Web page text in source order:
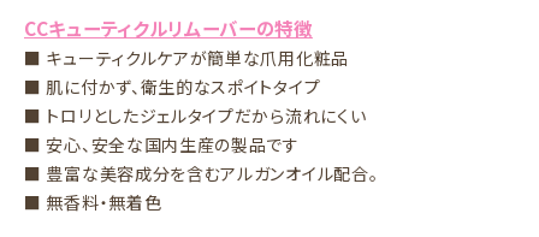
CCキューティクルリムーバーの特徴
■ キューティクルケアが簡単な爪用化粧品
■ 肌に付かず、衛生的なスポイトタイプ
■ トロリとしたジェルタイプだから流れにくい
■ 安心、安全な国内生産の製品です
■ 豊富な美容成分を含むアルガンオイル配合。
■ 無香料・無着色